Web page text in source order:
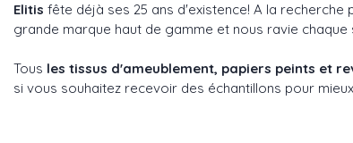
Elitis fête déjà ses 25 ans d'existence! A la
grande marque haut de gamme et nous ravie
Tous les tissus d'ameublement, papiers peints et
si vous souhaitez recevoir des échantillons pour